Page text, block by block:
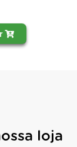
loja